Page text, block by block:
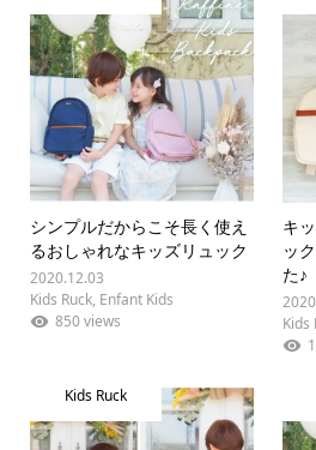
シンプルだからこそ長く使え
るおしゃれなキッズリュック
2020.12.03
Kids Ruck, Enfant Kids
850 views
キ
ッ
た♪
Kids
Kids Ruck